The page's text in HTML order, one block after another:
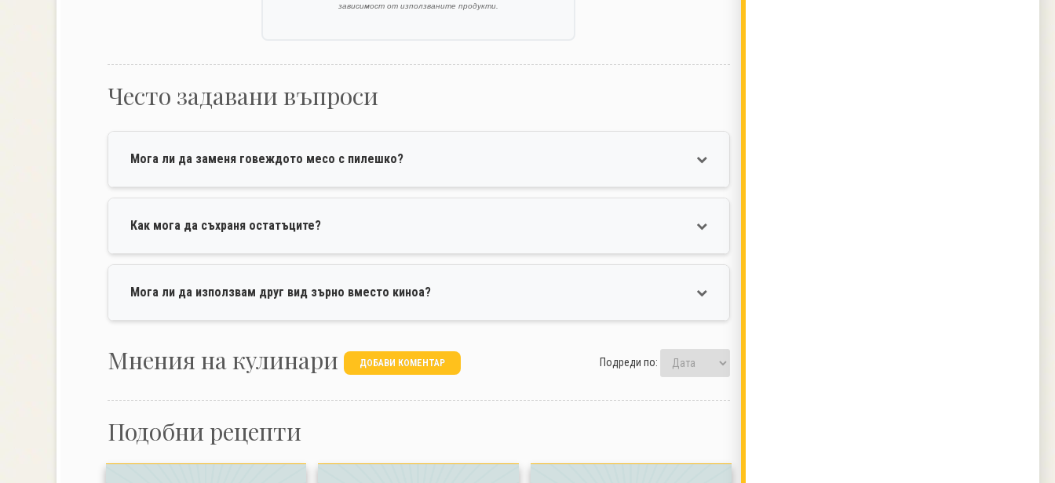
зависимост от използваните продукти.
Често задавани въпроси
Мога ли да заменя говеждото месо с пилешко?
Как мога да съхраня остатъците?
Мога ли да използвам друг вид зърно вместо киноа?
Mнения на кулинари ДОБАВИ КОМЕНТАР Подреди по:
Подобни рецепти